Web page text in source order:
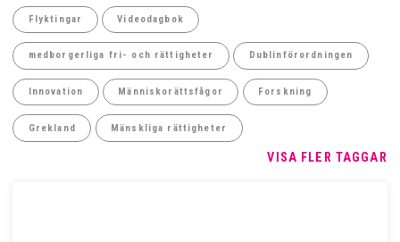
Flyktingar Videodagbok
medborgerliga fri- och rättigheter Dublinförordningen
Innovation Människorättsfågor Forskning
Grekland Mänskliga rättigheter
VISA FLER TAGGAR